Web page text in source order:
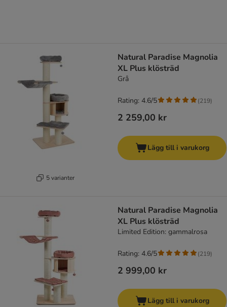
5 varianter
Natural Paradise Magnolia
XL Plus klösträd
Grå
2 259,00 kr
Rating: 4.6/5 (219)
Lägg till i varukorg
Natural Paradise Magnolia
XL Plus klösträd
Limited Edition: gammalrosa
2 999,00 kr
Rating: 4.6/5 (219)
Lägg till i varukorg